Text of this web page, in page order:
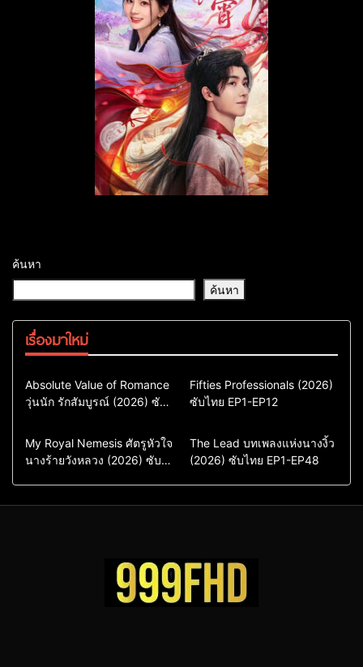
ค้นหา
ค้นหา
เรื่องมาใหม่
Comedy
Drama
ซีรี่ย์เกาหลี
ซีรี่ย์เกาหลีพากย์ไทย
Absolute Value of Romance
วุ่นนัก รักสัมบูรณ์ (2026) ซับ
Action & Adventure
Comedy
Drama
ซีรี่ย์เกาหลีซับไทย
Fifties Professionals (2026)
ซับไทย EP1-EP12
Comedy
Drama
Sci-Fi & Fantasy
My Royal Nemesis ศัตรูหัวใจ
นางร้ายวังหลวง (2026) ซับ
Drama
ซีรี่ย์จีน
ซีรี่ย์จีนซับไทย
The Lead บทเพลงแห่งนางงิ้ว
(2026) ซับไทย EP1-EP48